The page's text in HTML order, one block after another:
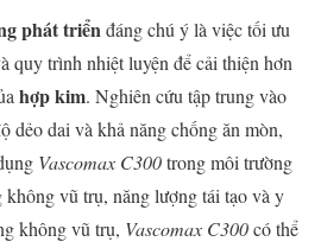
phát triểnđáng chú ý là việc tối ưu
quy trình nhiệt luyện để cải thiện hơn
hợp kim. Nghiên cứu tập trung vào
dẻo dai và khả năng chống ăn mòn,
Vascomax C300trong môi trường
vũ trụ, năng lượng tái tạo và y
không vũ trụ, Vascomax C300có thể